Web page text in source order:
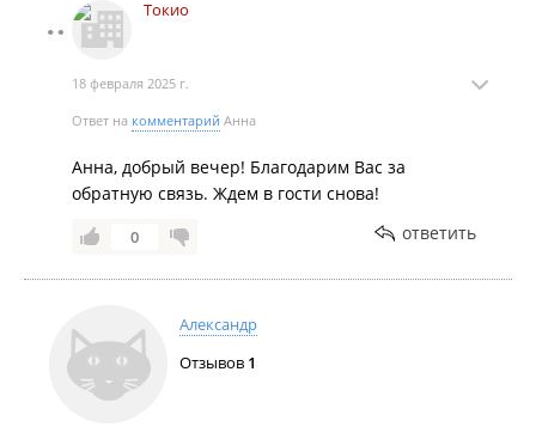
Токио
18 февраля 2025 г.
Ответ на комментарий Анна
Анна, добрый вечер! Благодарим Вас за
обратную связь. Ждем в гости снова!
0 ответить
Александр
Отзывов 1